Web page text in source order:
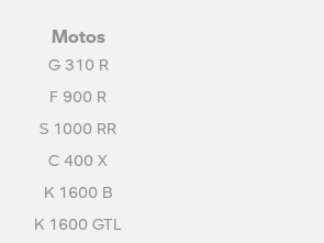
Motos
G 310 R
F 900 R
S 1000 RR
C 400 X
K 1600 B
K 1600 GTL